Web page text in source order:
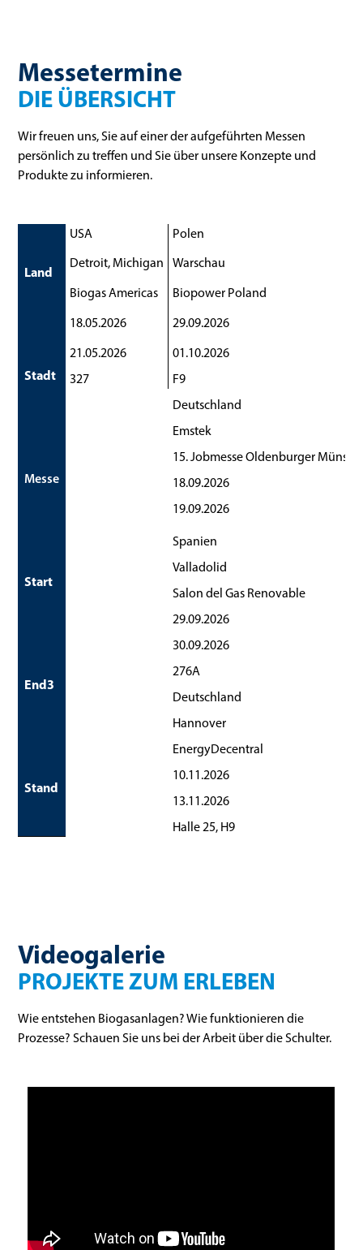
Messetermine
DIE ÜBERSICHT
Wir freuen uns, Sie auf einer der aufgeführten Messen
persönlich zu treffen und Sie über unsere Konzepte und
Produkte zu informieren.
Land
Stadt
Messe
Start
End3
Stand
USA
Detroit, Michigan
Biogas Americas
18.05.2026
21.05.2026
327
Polen
Warschau
Biopower Poland
29.09.2026
01.10.2026
F9
Deutschland
Emstek
15. Jobmesse Oldenburger
18.09.2026
19.09.2026
Spanien
Valladolid
Salon del Gas Renovable
29.09.2026
30.09.2026
276A
Deutschland
Hannover
EnergyDecentral
10.11.2026
13.11.2026
Halle 25, H9
Videogalerie
PROJEKTE ZUM ERLEBEN
Wie entstehen Biogasanlagen? Wie funktionieren die
Prozesse? Schauen Sie uns bei der Arbeit über die Schulter.